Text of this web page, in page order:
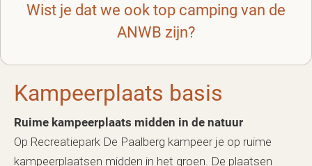
Kampeerplaats basis
Ruime kampeerplaats midden in de natuur
Op Recreatiepark De Paalberg kampeer je op ruime
kampeerplaatsen midden in het groen. De plaatsen
Wist je dat we ook top camping van de
ANWB zijn?